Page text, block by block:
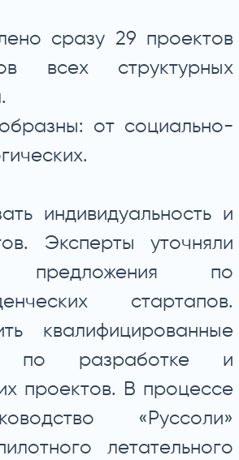
сразу 29 проектов
всех структурных
от социально-
индивидуальность и
Эксперты уточняли
по
стартапов.
квалифицированные
по разработке и
проектов. В процессе
«Руссоли»
летательного